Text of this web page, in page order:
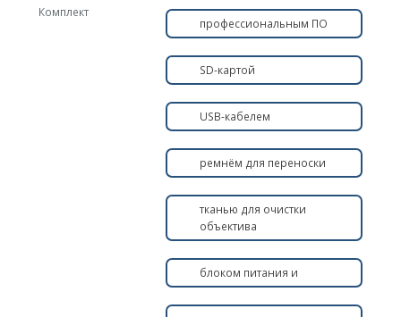
Комплект
профессиональным ПО
SD-картой
USB-кабелем
ремнём для переноски
тканью для очистки
объектива
блоком питания и